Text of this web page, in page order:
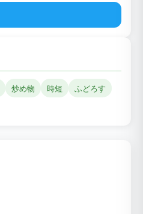
炒め物 時短
ふどろす